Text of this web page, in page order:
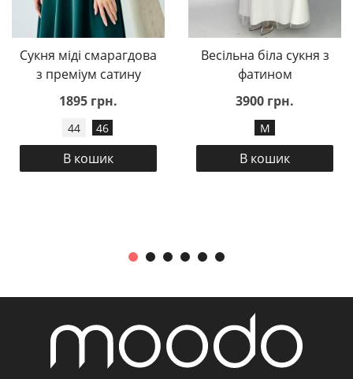
Сукня міді смарагдова
з преміум сатину
1895 грн.
44 46
В кошик
Весільна біла сукня з
фатином
3900 грн.
M
В кошик